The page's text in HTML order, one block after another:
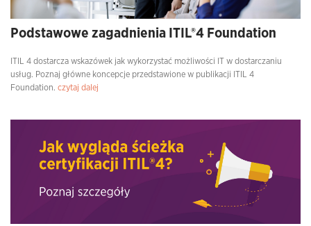
Podstawowe zagadnienia ITIL®4 Foundation
ITIL 4 dostarcza wskazówek jak wykorzystać możliwości IT w dostarczaniu
usług. Poznaj główne koncepcje przedstawione w publikacji ITIL 4
Foundation. czytaj dalej